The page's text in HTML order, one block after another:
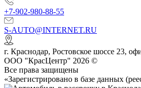
+7-902-980-88-55
S-AUTO@INTERNET.RU
г. Краснодар, Ростовское шоссе 23,
ООО "КрасЦентр" 2026 ©
Все права защищены
«Зарегистрировано в базе данных